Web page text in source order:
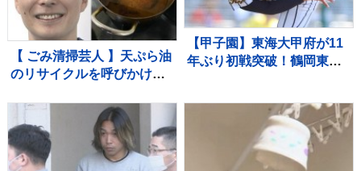
【 ごみ清掃芸人 】天ぷら油
のリサイクルを呼びかけ
袋の地域は油部分のごみが
減るので、節約にも繋がり
ますよ！」【マシンガンズ
滝沢】
【甲子園】東海大甲府が11
年ぶり初戦突破！鶴岡東に
谷晄→エース村尾竜弦の好